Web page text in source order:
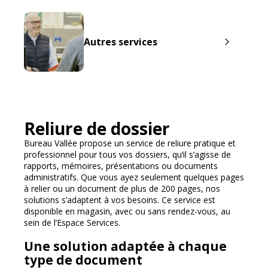
Autres services
Reliure de dossier
Bureau Vallée propose un service de reliure pratique et
professionnel pour tous vos dossiers, qu’il s’agisse de
rapports, mémoires, présentations ou documents
administratifs. Que vous ayez seulement quelques pages
à relier ou un document de plus de 200 pages, nos
solutions s’adaptent à vos besoins. Ce service est
disponible en magasin, avec ou sans rendez-vous, au
sein de l’Espace Services.
Une solution adaptée à chaque
type de document